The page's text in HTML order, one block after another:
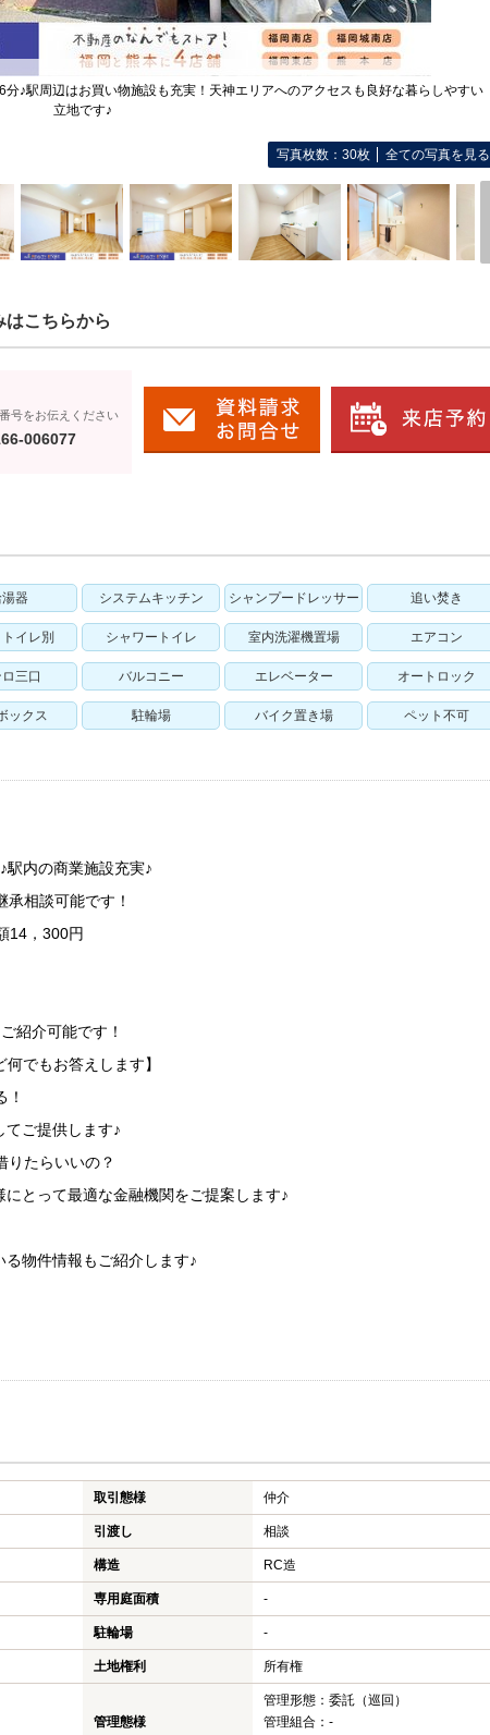
♪駅周辺はお買い物施設も充実！天神エリアへのアクセスも良好な暮らしやすい
立地です♪
写真枚数：30枚 全ての写真を見る
こちらから
号をお伝えください
006077
器 システムキッチン シャンプードレッサー 追い焚き
イレ別 シャワートイレ 室内洗濯機置場 エアコン
三口 バルコニー エレベーター オートロック
ックス 駐輪場 バイク置き場 ペット不可
内の商業施設充実♪
相談可能です！
14，300円
紹介可能です！
何でもお答えします】
ご提供します♪
りたらいいの？
とって最適な金融機関をご提案します♪
物件情報もご紹介します♪
取引態様 仲介
引渡し 相談
構造 RC造
専用庭面積 -
駐輪場 -
土地権利 所有権
管理態様
管理形態：委託（巡回）
管理組合：-